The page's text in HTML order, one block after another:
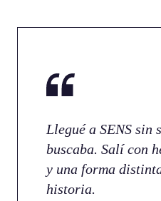
Llegué a SENS sin
buscaba. Salí con
y una forma
historia.